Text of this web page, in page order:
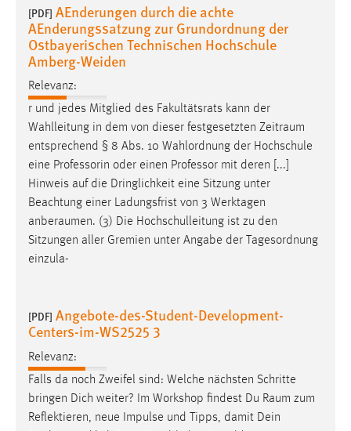
[PDF] AEnderungen durch die achte
AEnderungssatzung zur Grundordnung der
Ostbayerischen Technischen Hochschule
Amberg-Weiden
Relevanz:
r und jedes Mitglied des Fakultätsrats kann der
Wahlleitung in dem von dieser festgesetzten Zeitraum
entsprechend § 8 Abs. 10 Wahlordnung der Hochschule
eine Professorin oder einen Professor mit deren [...]
Hinweis auf die Dringlichkeit eine Sitzung unter
Beachtung einer Ladungsfrist von 3 Werktagen
anberaumen. (3) Die Hochschulleitung ist zu den
Sitzungen aller Gremien unter Angabe der Tagesordnung
einzula-
[PDF] Angebote-des-Student-Development-
Centers-im-WS2525 3
Relevanz:
Falls da noch Zweifel sind: Welche nächsten Schritte
bringen Dich weiter? Im Workshop findest Du Raum zum
Reflektieren, neue Impulse und Tipps, damit Dein